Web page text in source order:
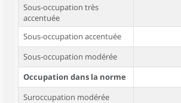
Sous-occupation très
accentuée
Sous-occupation accentuée
Sous-occupation modérée
Occupation dans la norme
Suroccupation modérée